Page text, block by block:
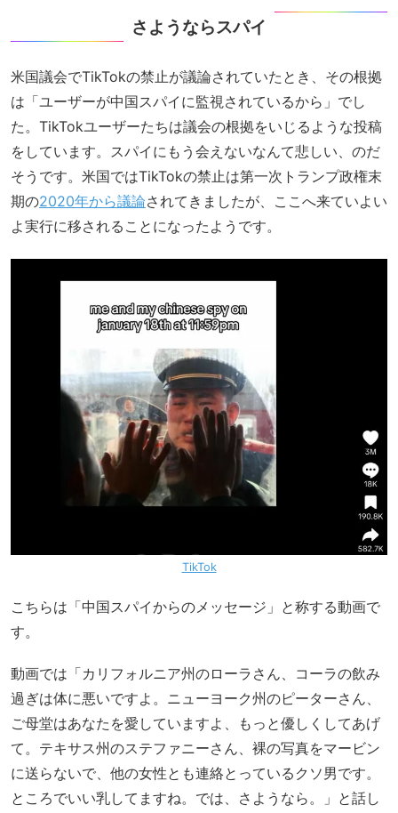
さようならスパイ
米国議会でTikTokの禁止が議論されていたとき、その根拠
は「ユーザーが中国スパイに監視されているから」でし
た。TikTokユーザーたちは議会の根拠をいじるような投稿
をしています。スパイにもう会えないなんて悲しい、のだ
そうです。米国ではTikTokの禁止は第一次トランプ政権末
期の2020年から議論されてきましたが、ここへ来ていよい
よ実行に移されることになったようです。
TikTok
こちらは「中国スパイからのメッセージ」と称する動画で
す。
動画では「カリフォルニア州のローラさん、コーラの飲み
過ぎは体に悪いですよ。ニューヨーク州のピーターさん、
ご母堂はあなたを愛していますよ、もっと優しくしてあげ
て。テキサス州のステファニーさん、裸の写真をマービン
に送らないで、他の女性とも連絡とっているクソ男です。
ところでいい乳してますね。では、さようなら。」と話し